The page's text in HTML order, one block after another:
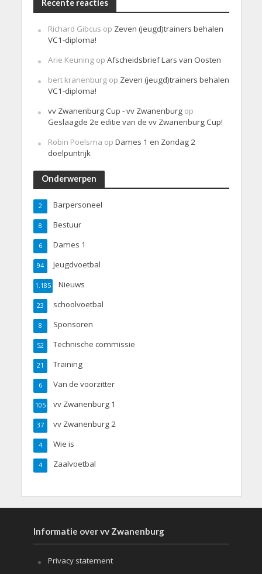
Recente reacties
Richard Gibcus op Zeven (jeugd)trainers behalen
VC1-diploma!
Arie Keuningop Afscheidsbrief Lars van Oosten
bert kranenburgop Zeven (jeugd)trainers behalen
VC1-diploma!
vv Zwanenburg Cup - vv Zwanenburgop
Geslaagde 2e editie van de vv Zwanenburg Cup!
Robin Poelsma op Dames 1 en Zondag 2
doelpuntrijk
Onderwerpen
Barpersoneel
2
Bestuur
8
Dames 1
6
Jeugdvoetbal
94
Nieuws
1.185
schoolvoetbal
23
Sponsoren
8
Technische commissie
52
Training
21
Van de voorzitter
6
vv Zwanenburg 1
105
vv Zwanenburg 2
37
Wie is
4
Zaalvoetbal
4
Informatie over vv Zwanenburg
Privacy statement